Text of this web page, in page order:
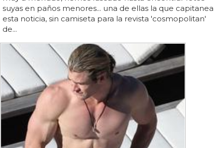
suyas en paños menores... una de ellas la que capitanea
esta noticia, sin camiseta para la revista 'cosmopolitan'
de...